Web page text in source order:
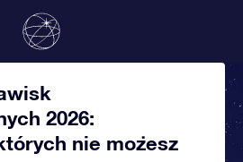
2026:
nie możesz